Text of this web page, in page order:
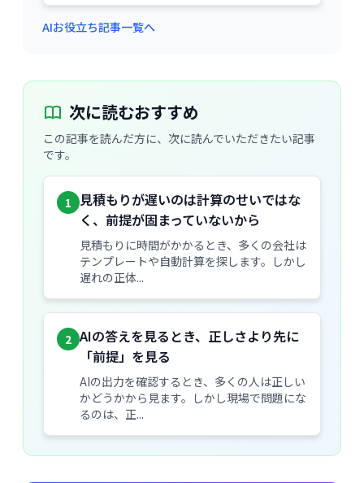
AIお役立ち記事一覧へ
次に読むおすすめ
この記事を読んだ方に、次に読んでいただきたい記事
です。
1
見積もりが遅いのは計算のせいではな
く、前提が固まっていないから
見積もりに時間がかかるとき、多くの会社は
テンプレートや自動計算を探します。しかし
遅れの正体...
2 AIの答えを見るとき、正しさより先に
「前提」を見る
AIの出力を確認するとき、多くの人は正しい
かどうかから見ます。しかし現場で問題にな
るのは、正...